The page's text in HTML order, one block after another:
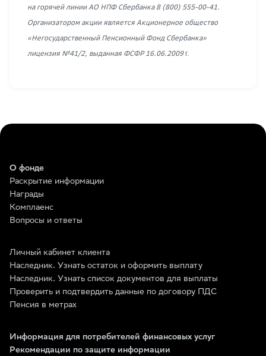
на горячей линии АО НПФ Сбербанка 8 (800) 555-00-41.
Организатором акции является Акционерное общество
«Негосударственный Пенсионный Фонд Сбербанка»
лицензия №41/2, выданная ФCФР 16.06.2009г.
О фонде
Раскрытие информации
Награды
Комплаенс
Вопросы и ответы
Личный кабинет клиента
Наследник. Узнать остаток и оформить выплату
Наследник. Узнать список документов для выплаты
Проверить и подтвердить данные по договору ПДС
Пенсия в метрах
Информация для потребителей финансовых услуг
Рекомендации по защите информации